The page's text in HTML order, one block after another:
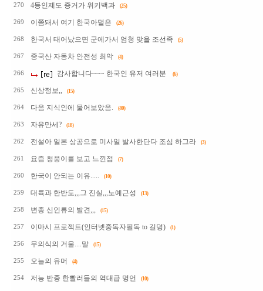
270 4등인제도 증거가 위키백과 (25)
269 이쯤돼서 여기 한국아덜은 (26)
268 한국서 태어났으면 군에가서 엄청 맞을 조선족 (5)
267 중국산 자동차 안전성 최악 (4)
266 감사합니다~~~ 한국인 유저 여러분 (6)
265 신상정보,, (15)
264 다음 지식인에 물어보았음. (40)
263 자유만세? (18)
262 전설아 일본 상공으로 미사일 발사한단다 조심 하그라 (3)
261 요즘 청풍이를 보고 느낀점 (7)
260 한국이 안되는 이유..... (10)
259 대륙과 한반도,,,그 진실,,,노예근성 (13)
258 변종 신인류의 발견,,, (15)
257 이마시 프로젝트(인터넷중독자필독 to 길덩) (1)
256 무의식의 거울....말 (15)
255 오늘의 유머 (4)
254 저능 반중 한빨러들의 역대급 명언 (10)